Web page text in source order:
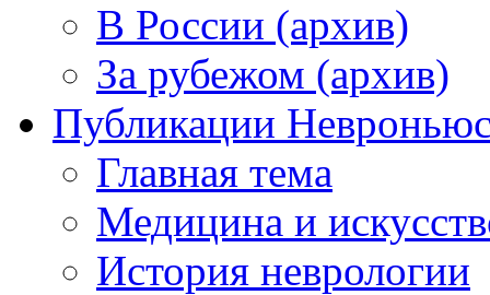
В России (архив)
За рубежом (архив)
Публикации
Главная тема
Медицина и
История неврологии